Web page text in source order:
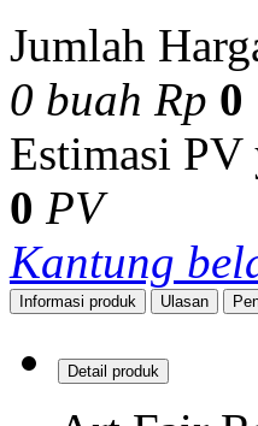
Jumlah
0 buah Rp 0
Estimasi PV
0 PV
Kantung
Informasi produk Ulasan
Detail produk